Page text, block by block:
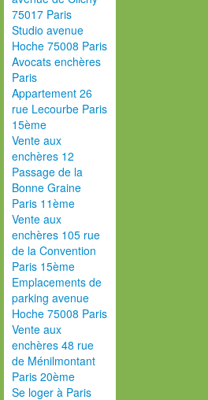
75017 Paris
Studio avenue
Hoche 75008 Paris
Avocats enchères
Paris
Appartement 26
rue Lecourbe Paris
15ème
Vente aux
enchères 12
Passage de la
Bonne Graine
Paris 11ème
Vente aux
enchères 105 rue
de la Convention
Paris 15ème
Emplacements de
parking avenue
Hoche 75008 Paris
Vente aux
enchères 48 rue
de Ménilmontant
Paris 20ème
Se loger à Paris